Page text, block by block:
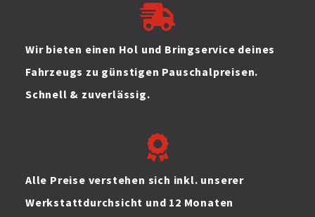
Wir bieten einen Hol und Bringservice deines
Fahrzeugs zu günstigen Pauschalpreisen.
Schnell & zuverlässig.
Alle Preise verstehen sich inkl. unserer
Werkstattdurchsicht und 12 Monaten